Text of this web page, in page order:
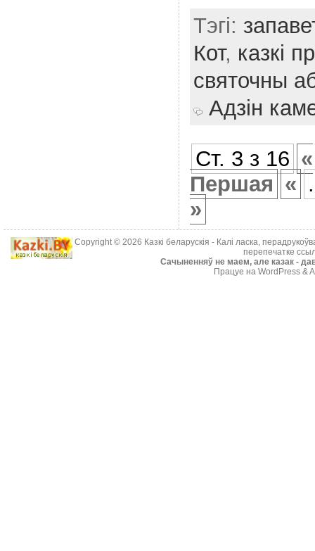
Тэгі:
Кот, казкі
святочны
Адзін
Ст. 3 з 16 «
Першая «
»
Copyright © 2026 Казкі беларускія - Калі ласка,
перепечатке
Cачыненняў не маем, але казак -
Працуе на WordPress &